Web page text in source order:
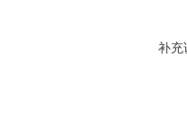
补充